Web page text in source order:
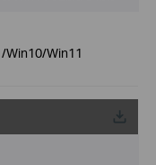
Win10/Win11